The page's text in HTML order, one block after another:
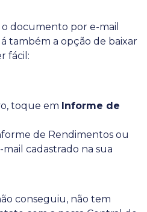
documento por e-mail
também a opção de baixar
fácil:
toque em Informe de
de Rendimentos ou
cadastrado na sua
conseguiu, não tem